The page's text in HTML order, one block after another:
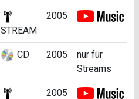
STREAM
2005
CD 2005
nur für
Streams
2005